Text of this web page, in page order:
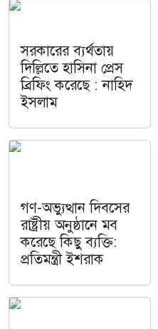
সরকারের ব্যর্থতায়
দিল্লিতে হাসিনা প্রেস
ব্রিফিং করেছে : নাহিদ
ইসলাম
গণ-অভ্যুত্থান দিবসের
রাষ্ট্রীয় অনুষ্ঠানে মব
করেছে কিছু ব্যক্তি:
প্রতিমন্ত্রী ইশরাক